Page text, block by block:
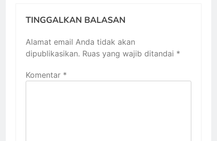
TINGGALKAN BALASAN
Alamat email Anda tidak akan
dipublikasikan. Ruas yang wajib ditandai *
Komentar *